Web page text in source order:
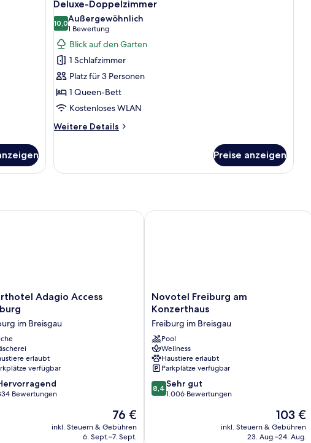
Fotos
für
Deluxe-
Doppelzimmer
anzeigen
Deluxe-Doppelzimmer
10,010,0 von 10
Außergewöhnlich
1 Bewertung
(1
Bewertung)
Blick auf den Garten
1 Schlafzimmer
Platz für 3 Personen
1 Queen-Bett
Kostenloses WLAN
Weitere Details
Weitere
Doppelzimmer
Preise anzeigen
Adagio Access
im Breisgau
erlaubt
verfügbar
Bewertungen
Der
Preis
beträgt
76 €
inkl. Steuern & Gebühren
6. Sept.–7. Sept.
Adagio Access Freiburg
Novotel
Freiburg
Konzerthaus
Freiburg
im
Breisgau
Novotel Freiburg am
Konzerthaus
Freiburg im Breisgau
Pool
Wellness
Haustiere erlaubt
Parkplätze verfügbar
8.4
von
8,4 Sehr gut
1.006 Bewertungen
Der
Preis
beträgt
103 €
inkl. Steuern & Gebühren
23. Aug.–24. Aug.
Novotel Freiburg am Konzerthaus